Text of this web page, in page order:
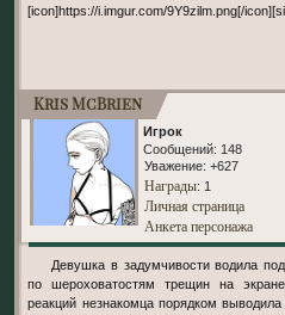
[icon]https://i.imgur.com/9Y9zilm.png[/
Kris McBrien
Игрок
Сообщений: 148
Уважение: +627
Награды: 1
Личная страница
Анкета персонажа
Девушка в задумчивости водила подушечкой указательного пальца
по шероховатостям трещин на
реакций незнакомца порядком